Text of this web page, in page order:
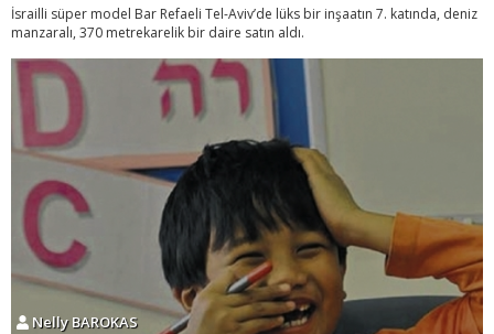
İsrailli süper model Bar Refaeli Tel-Aviv’de lüks bir inşaatın 7. katında, deniz
manzaralı, 370 metrekarelik bir daire satın aldı.
Nelly BAROKAS